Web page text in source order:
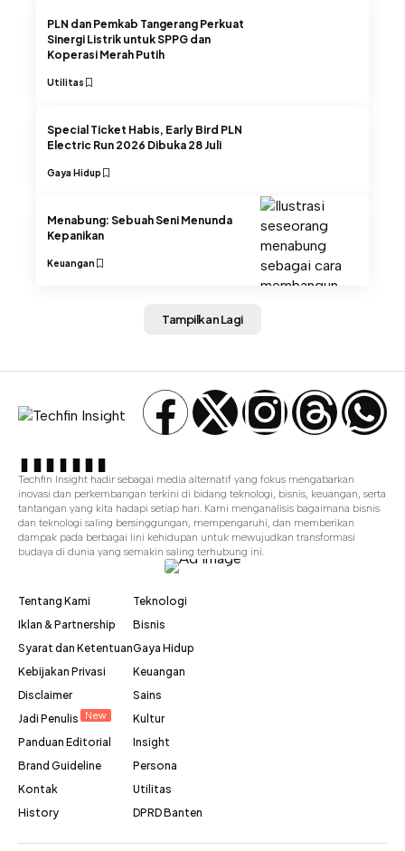
PLN dan Pemkab Tangerang Perkuat
Sinergi Listrik untuk SPPG dan
Koperasi Merah Putih
Utilitas
Special Ticket Habis, Early Bird PLN
Electric Run 2026 Dibuka 28 Juli
Gaya Hidup
Menabung: Sebuah Seni Menunda
Kepanikan
Keuangan
Tampilkan Lagi
Techfin Insight hadir sebagai media alternatif yang fokus mengabarkan
inovasi dan perkembangan terkini di bidang teknologi, bisnis, keuangan, serta
tantangan yang kita hadapi setiap hari. Kami menganalisis bagaimana bisnis
dan teknologi saling bersinggungan, mempengaruhi, dan memberikan
dampak pada berbagai lini kehidupan untuk mewujudkan transformasi
budaya di dunia yang semakin saling terhubung ini.
Tentang Kami
Iklan & Partnership
Syarat dan Ketentuan
Kebijakan Privasi
Disclaimer
Jadi Penulis
New
Panduan Editorial
Brand Guideline
Kontak
History
Teknologi
Bisnis
Gaya Hidup
Keuangan
Sains
Kultur
Insight
Persona
Utilitas
DPRD Banten